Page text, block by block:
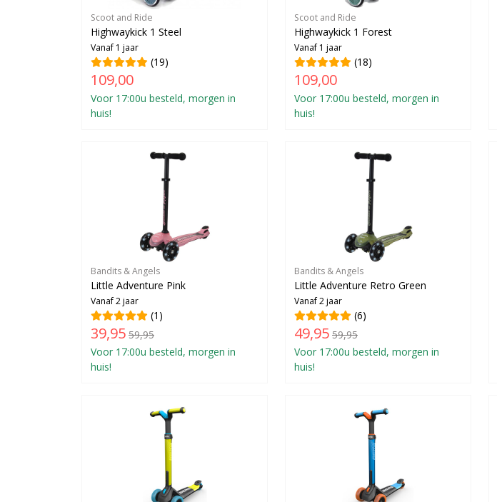
Scoot and Ride
Highwaykick 1 Steel
Vanaf 1 jaar
(19)
109,00
Voor 17:00u besteld, morgen in
huis!
Scoot and Ride
Highwaykick 1 Forest
Vanaf 1 jaar
(18)
109,00
Voor 17:00u besteld, morgen in
huis!
Bandits & Angels
Little Adventure Pink
Vanaf 2 jaar
(1)
39,95 59,95
Voor 17:00u besteld, morgen in
huis!
Bandits & Angels
Little Adventure Retro Green
Vanaf 2 jaar
(6)
49,95 59,95
Voor 17:00u besteld, morgen in
huis!